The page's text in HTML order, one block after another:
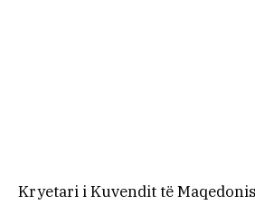
Kryetari i Kuvendit të